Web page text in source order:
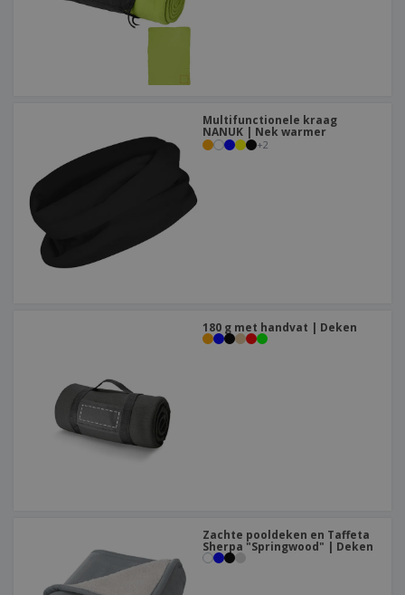
Multifunctionele kraag
NANUK | Nek warmer
+2
180 g met handvat | Deken
Zachte pooldeken en Taffeta
Sherpa "Springwood" | Deken